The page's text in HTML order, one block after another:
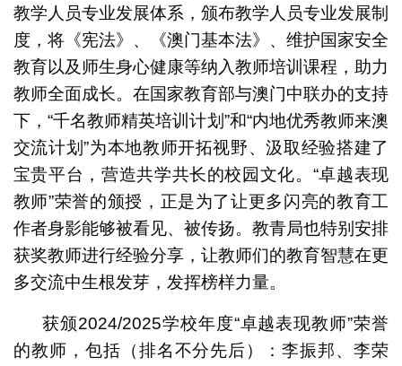
教学人员专业发展体系，颁布教学人员专业发展制
度，将《宪法》、《澳门基本法》、维护国家安全
教育以及师生身心健康等纳入教师培训课程，助力
教师全面成长。在国家教育部与澳门中联办的支持
下，“千名教师精英培训计划”和“内地优秀教师来澳
交流计划”为本地教师开拓视野、汲取经验搭建了
宝贵平台，营造共学共长的校园文化。“卓越表现
教师”荣誉的颁授，正是为了让更多闪亮的教育工
作者身影能够被看见、被传扬。教青局也特别安排
获奖教师进行经验分享，让教师们的教育智慧在更
多交流中生根发芽，发挥榜样力量。
获颁2024/2025学校年度“卓越表现教师”荣誉
的教师，包括（排名不分先后）：李振邦、李荣